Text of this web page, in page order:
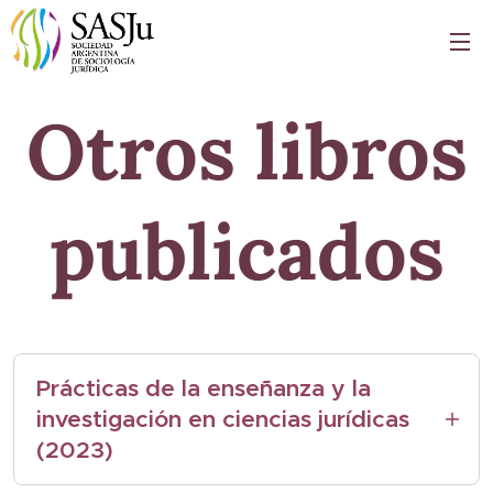
Otros libros
publicados
Prácticas de la enseñanza y la
investigación en ciencias jurídicas
(2023)